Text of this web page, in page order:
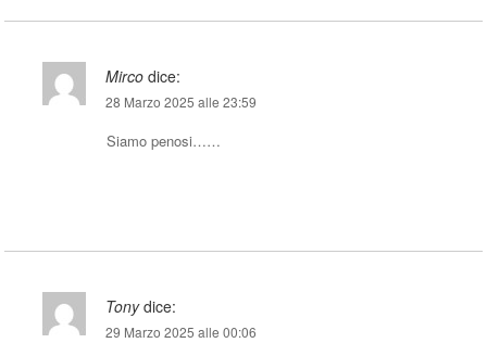
Mirco dice:
28 Marzo 2025 alle 23:59
Siamo penosi……
Tony dice:
29 Marzo 2025 alle 00:06